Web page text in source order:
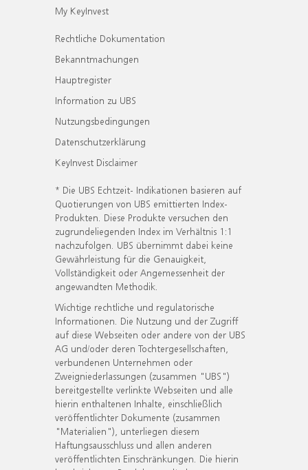
My KeyInvest
Rechtliche Dokumentation
Bekanntmachungen
Hauptregister
Information zu UBS
Nutzungsbedingungen
Datenschutzerklärung
KeyInvest Disclaimer
* Die UBS Echtzeit- Indikationen basieren auf
Quotierungen von UBS emittierten Index-
Produkten. Diese Produkte versuchen den
zugrundeliegenden Index im Verhältnis 1:1
nachzufolgen. UBS übernimmt dabei keine
Gewährleistung für die Genauigkeit,
Vollständigkeit oder Angemessenheit der
angewandten Methodik.
Wichtige rechtliche und regulatorische
Informationen. Die Nutzung und der Zugriff
auf diese Webseiten oder andere von der UBS
AG und/oder deren Tochtergesellschaften,
verbundenen Unternehmen oder
Zweigniederlassungen (zusammen "UBS")
bereitgestellte verlinkte Webseiten und alle
hierin enthaltenen Inhalte, einschließlich
veröffentlichter Dokumente (zusammen
"Materialien"), unterliegen diesem
Haftungsausschluss und allen anderen
veröffentlichten Einschränkungen. Die hierin